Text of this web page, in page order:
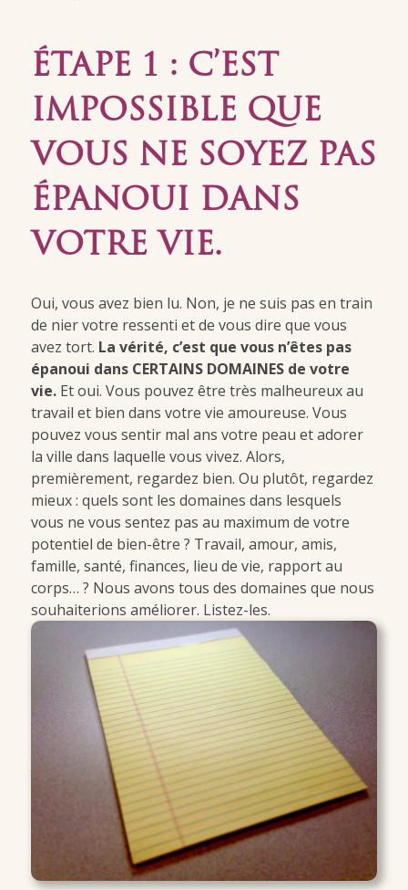
ÉTAPE 1 : C’EST
IMPOSSIBLE QUE
VOUS NE SOYEZ PAS
ÉPANOUI DANS
VOTRE VIE.
Oui, vous avez bien lu. Non, je ne suis pas en train
de nier votre ressenti et de vous dire que vous
avez tort. La vérité, c’est que vous n’êtes pas
épanoui dans CERTAINS DOMAINES de votre
vie. Et oui. Vous pouvez être très malheureux au
travail et bien dans votre vie amoureuse. Vous
pouvez vous sentir mal ans votre peau et adorer
la ville dans laquelle vous vivez. Alors,
premièrement, regardez bien. Ou plutôt, regardez
mieux : quels sont les domaines dans lesquels
vous ne vous sentez pas au maximum de votre
potentiel de bien-être ? Travail, amour, amis,
famille, santé, finances, lieu de vie, rapport au
corps… ? Nous avons tous des domaines que nous
souhaiterions améliorer. Listez-les.